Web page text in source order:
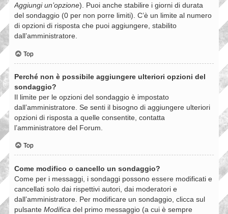
Aggiungi un’opzione). Puoi anche stabilire i giorni di durata
del sondaggio (0 per non porre limiti). C’è un limite al numero
di opzioni di risposta che puoi aggiungere, stabilito
dall’amministratore.
Top
Perché non è possibile aggiungere ulteriori opzioni del
sondaggio?
Il limite per le opzioni del sondaggio è impostato
dall’amministratore. Se senti il bisogno di aggiungere ulteriori
opzioni di risposta a quelle consentite, contatta
l’amministratore del Forum.
Top
Come modifico o cancello un sondaggio?
Come per i messaggi, i sondaggi possono essere modificati e
cancellati solo dai rispettivi autori, dai moderatori e
dall’amministratore. Per modificare un sondaggio, clicca sul
pulsante Modifica del primo messaggio (a cui è sempre